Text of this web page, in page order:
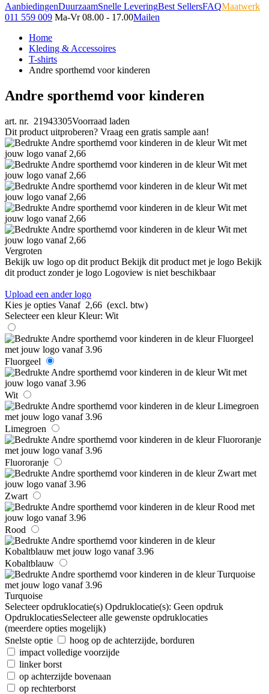
AanbiedingenDuurzaamSnelle LeveringBest SellersFAQMaatwerk
011 559 009 Ma-Vr 08.00 - 17.00Mailen
Home
Kleding & Accessoires
T-shirts
Andre sporthemd voor kinderen
Andre sporthemd voor kinderen
art. nr. 21943305Voorraad laden
Dit product uitproberen? Vraag een gratis sample aan!
Vergroten
Bekijk uw logo op dit product Bekijk dit product met je logo Bekijk
dit product zonder je logo Logoview is niet beschikbaar
Upload een ander logo
Kies je opties Vanaf 2,66 (excl. btw)
Selecteer een kleur Kleur: Wit
Fluorgeel
Wit
Limegroen
Fluororanje
Zwart
Rood
Kobaltblauw
Turquoise
Selecteer opdruklocatie(s) Opdruklocatie(s): Geen opdruk
OpdruklocatiesSelecteer alle gewenste opdruklocaties
(meerdere opties mogelijk)
Snelste optie
hoog op de achterzijde, borduren
impact volledige voorzijde
linker borst
op achterzijde bovenaan
op rechterborst